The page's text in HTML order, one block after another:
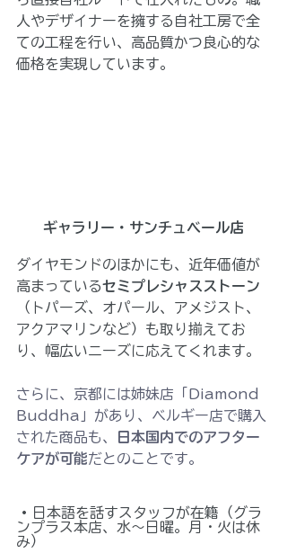
人やデザイナーを擁する自社工房で全
ての工程を行い、高品質かつ良心的な
価格を実現しています。
ギャラリー・サンチュベール店
ダイヤモンドのほかにも、近年価値が
高まっているセミプレシャスストーン
（トパーズ、オパール、アメジスト、
アクアマリンなど）も取り揃えてお
り、幅広いニーズに応えてくれます。
さらに、京都には姉妹店「 Diamond
Buddha 」があり、ベルギー店で購入
された商品も、
日本国内でのアフター
ケアが可能だとのことです。
• 日本語を話すスタッフが在籍（グラ
ンプラス本店、水〜日曜。月・火は休
み）